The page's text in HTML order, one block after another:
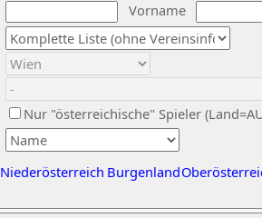
Vorname
Nur "österreichische" Spieler
Niederösterreich Burgenland